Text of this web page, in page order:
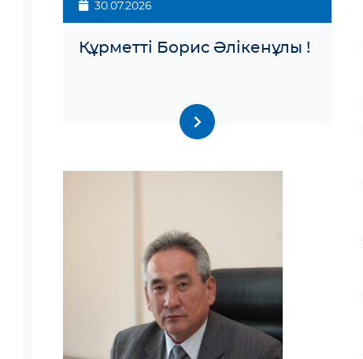
30.07.2026
Құрметті Борис Әлікенұлы !